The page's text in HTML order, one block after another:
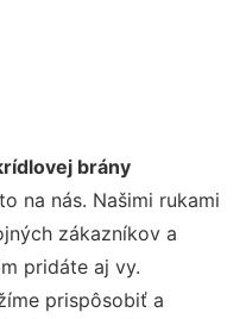
brány
na nás. Našimi rukami
zákazníkov a
pridáte aj vy.
prispôsobiť a